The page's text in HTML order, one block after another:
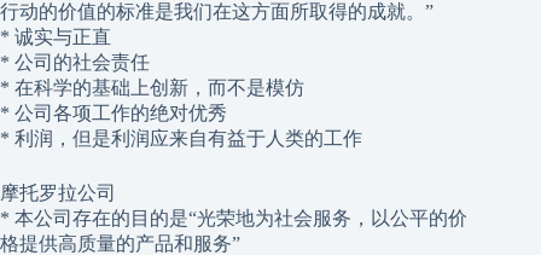
行动的价值的标准是我们在这方面所取得的成就。”
* 诚实与正直
* 公司的社会责任
* 在科学的基础上创新，而不是模仿
* 公司各项工作的绝对优秀
* 利润，但是利润应来自有益于人类的工作
摩托罗拉公司
* 本公司存在的目的是“光荣地为社会服务，以公平的价
格提供高质量的产品和服务”